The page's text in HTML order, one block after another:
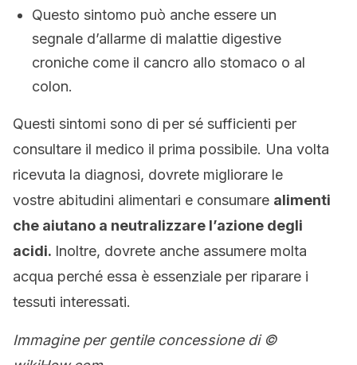
Questo sintomo può anche essere un
segnale d’allarme di malattie digestive
croniche come il cancro allo stomaco o al
colon.
Questi sintomi sono di per sé sufficienti per
consultare il medico il prima possibile. Una volta
ricevuta la diagnosi, dovrete migliorare le
vostre abitudini alimentari e consumare alimenti
che aiutano a neutralizzare l’azione degli
acidi. Inoltre, dovrete anche assumere molta
acqua perché essa è essenziale per riparare i
tessuti interessati.
Immagine per gentile concessione di ©